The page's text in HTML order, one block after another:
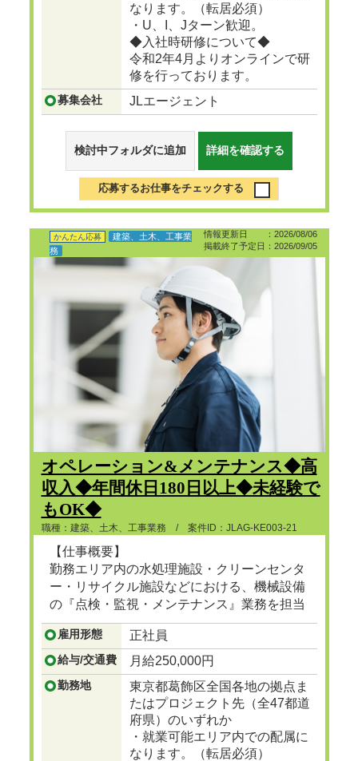
なります。（転居必須）
・U、I、Jターン歓迎。
◆入社時研修について◆
令和2年4月よりオンラインで研
修を行っております。
募集会社 JLエージェント
検討中フォルダに追加 詳細を確認する
応募するお仕事をチェックする
情報更新日 ：2026/08/06
掲載終了予定日：2026/09/05
かんたん応募
建築、土木、工事業
務
オペレーション&メンテナンス◆高
収入◆年間休日180日以上◆未経験で
もOK◆
職種：建築、土木、工事業務 / 案件ID：JLAG-KE003-21
【仕事概要】
勤務エリア内の水処理施設・クリーンセンタ
ー・リサイクル施設などにおける、機械設備
の『点検・監視・メンテナンス』業務を担当
頂きます。
...つづきを見る
雇用形態 正社員
給与/交通費 月給250,000円
勤務地
東京都葛飾区全国各地の拠点ま
たはプロジェクト先（全47都道
府県）のいずれか
・就業可能エリア内での配属に
なります。（転居必須）